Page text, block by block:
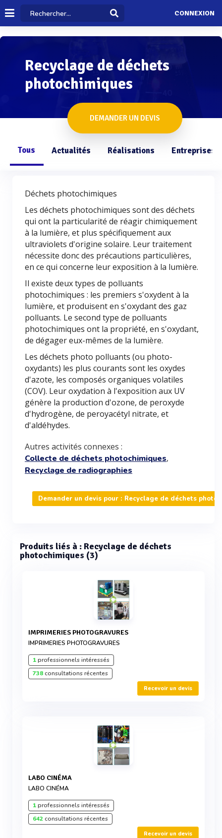
CONNEXION
Recyclage de déchets
photochimiques
DEMANDER UN DEVIS
Tous Actualités Réalisations Entreprises
Déchets photochimiques
Les déchets photochimiques sont des déchets
qui ont la particularité de réagir chimiquement
à la lumière, et plus spécifiquement aux
ultraviolets d'origine solaire. Leur traitement
nécessite donc des précautions particulières,
en ce qui concerne leur exposition à la lumière.
Il existe deux types de polluants
photochimiques : les premiers s'oxydent à la
lumière, et produisent en s'oxydant des gaz
polluants. Le second type de polluants
photochimiques ont la propriété, en s'oxydant,
de dégager eux-mêmes de la lumière.
Les déchets photo polluants (ou photo-
oxydants) les plus courants sont les oxydes
d'azote, les composés organiques volatiles
(COV). Leur oxydation à l'exposition aux UV
génère la production d'ozone, de peroxyde
d'hydrogène, de peroyacétyl nitrate, et
d'aldéhydes.
Autres activités connexes :
Collecte de déchets photochimiques,
Recyclage de radiographies
Demander un devis pour : Recyclage de déchets
Produits liés à : Recyclage de déchets
photochimiques (3)
IMPRIMERIES PHOTOGRAVURES
IMPRIMERIES PHOTOGRAVURES
1professionnels intéressés
738consultations récentes
Recevoir un devis
LABO CINÉMA
LABO CINÉMA
1professionnels intéressés
642consultations récentes
Recevoir un devis